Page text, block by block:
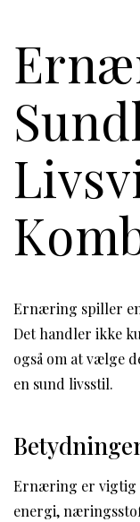
Ernæring spiller
Det handler ikke
også om at vælge
en sund livsstil.
Ernæring er vigtig
energi,